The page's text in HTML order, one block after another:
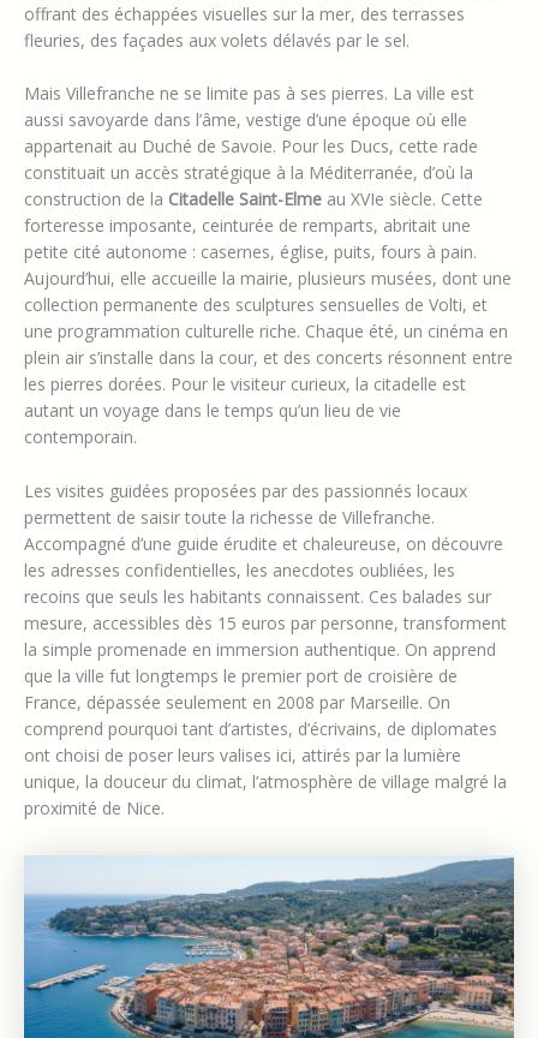
offrant des échappées visuelles sur la mer, des terrasses
fleuries, des façades aux volets délavés par le sel.
Mais Villefranche ne se limite pas à ses pierres. La ville est
aussi savoyarde dans l’âme, vestige d’une époque où elle
appartenait au Duché de Savoie. Pour les Ducs, cette rade
constituait un accès stratégique à la Méditerranée, d’où la
construction de la Citadelle Saint-Elme au XVIe siècle. Cette
forteresse imposante, ceinturée de remparts, abritait une
petite cité autonome : casernes, église, puits, fours à pain.
Aujourd’hui, elle accueille la mairie, plusieurs musées, dont une
collection permanente des sculptures sensuelles de Volti, et
une programmation culturelle riche. Chaque été, un cinéma en
plein air s’installe dans la cour, et des concerts résonnent entre
les pierres dorées. Pour le visiteur curieux, la citadelle est
autant un voyage dans le temps qu’un lieu de vie
contemporain.
Les visites guidées proposées par des passionnés locaux
permettent de saisir toute la richesse de Villefranche.
Accompagné d’une guide érudite et chaleureuse, on découvre
les adresses confidentielles, les anecdotes oubliées, les
recoins que seuls les habitants connaissent. Ces balades sur
mesure, accessibles dès 15 euros par personne, transforment
la simple promenade en immersion authentique. On apprend
que la ville fut longtemps le premier port de croisière de
France, dépassée seulement en 2008 par Marseille. On
comprend pourquoi tant d’artistes, d’écrivains, de diplomates
ont choisi de poser leurs valises ici, attirés par la lumière
unique, la douceur du climat, l’atmosphère de village malgré la
proximité de Nice.